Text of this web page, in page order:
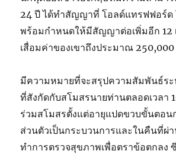
24 ปี ได้ทำสัญญาที่ โอลด์แทรฟฟอร์ด
พร้อมกำหนดให้มีสัญญาต่อเพิ่มอีก 12
เสื่อมค่าของเขาถึงประมาณ
มีความหมายที่จะสรุปความสัมพันธ์ระ
ที่สังกัดกับสโมสรนายท่านตลอดเวลา
ร่วมสโมสรตั้งแต่อายุแปดขวบขั้นตอน
ส่วนตัวเป็นกระบวนการและในคืนที่ผ่
ทำการตรวจสุขภาพเพื่อตราข้อตกลง